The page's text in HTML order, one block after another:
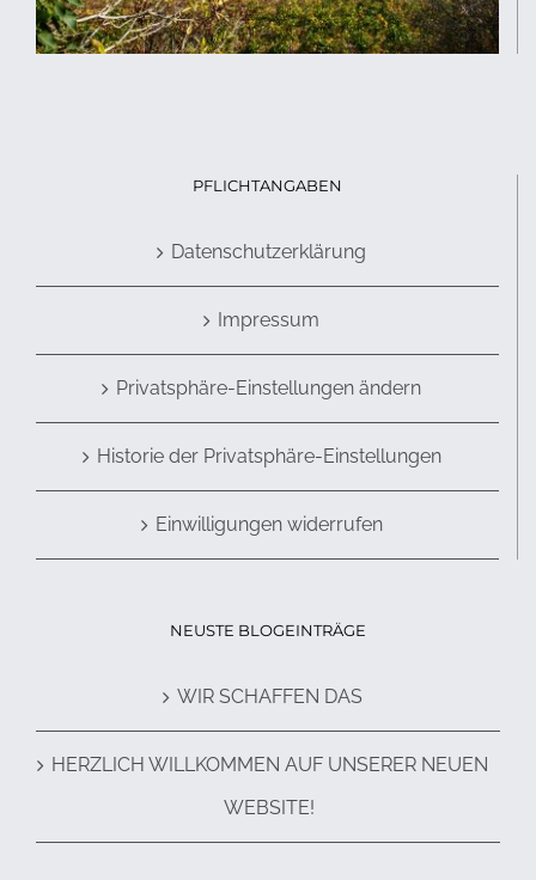
PFLICHTANGABEN
Datenschutzerklärung
Impressum
Privatsphäre-Einstellungen ändern
Historie der Privatsphäre-Einstellungen
Einwilligungen widerrufen
NEUSTE BLOGEINTRÄGE
WIR SCHAFFEN DAS
HERZLICH WILLKOMMEN AUF UNSERER NEUEN
WEBSITE!